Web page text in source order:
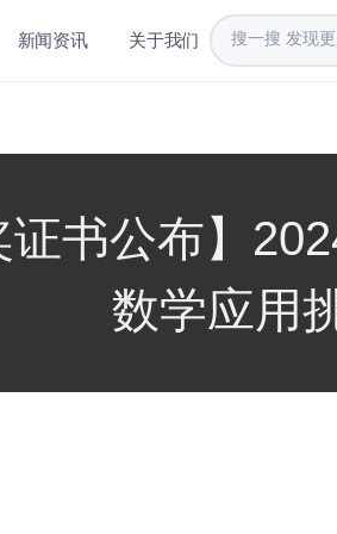
新闻资讯 关于我们
证书公布】
数学应用